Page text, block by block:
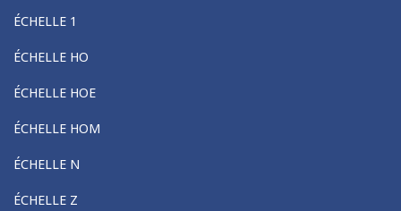
ÉCHELLE 1
ÉCHELLE HO
ÉCHELLE HOE
ÉCHELLE HOM
ÉCHELLE N
ÉCHELLE Z